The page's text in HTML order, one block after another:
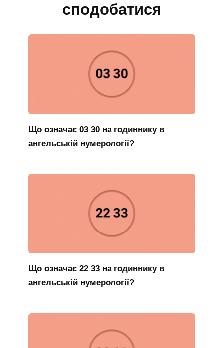
сподобатися
Що означає 03 30 на годиннику в
ангельській нумерології?
Що означає 22 33 на годиннику в
ангельській нумерології?